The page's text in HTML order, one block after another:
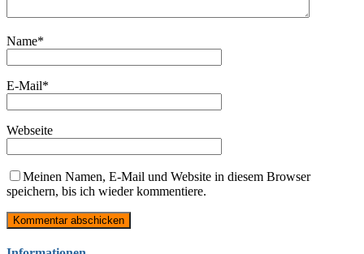
Name*
E-Mail*
Webseite
Meinen Namen, E-Mail und Website in diesem Browser
speichern, bis ich wieder kommentiere.